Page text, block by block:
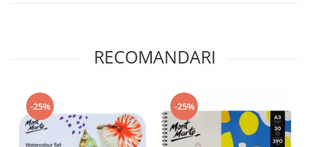
Mâner robust din fag, ergononic și ușor
Multi‑utilizator– pictare, cerneală, glazure,
RECOMANDARI
-25% -25%